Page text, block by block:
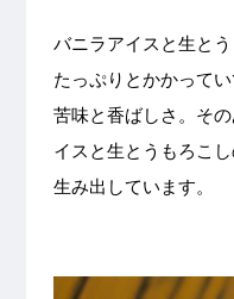
バニラアイスと生と
たっぷりとかかって
苦味と香ばしさ。そ
イスと生とうもろこ
生み出しています。